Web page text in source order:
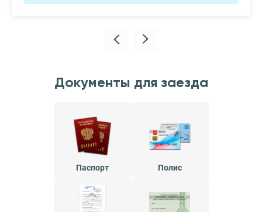
Документы для заезда
Паспорт Полис